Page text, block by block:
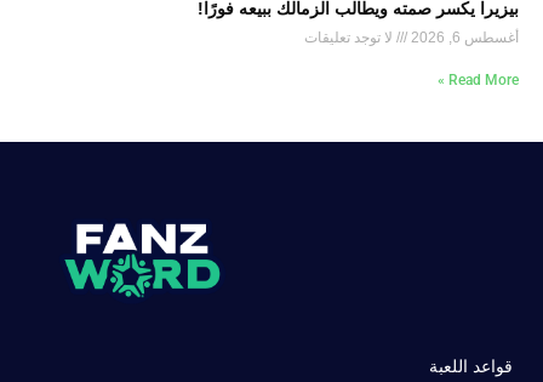
بيزيرا يكسر صمته ويطالب الزمالك ببيعه فورًا!
أغسطس 6, 2026 لا توجد تعليقات
Read More »
قواعد اللعبة